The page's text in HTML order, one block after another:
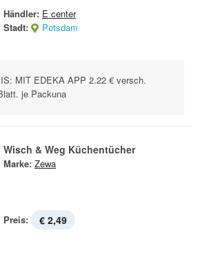
Händler: E center
Stadt:
Potsdam
MIT EDEKA APP 2.22 € versch.
je Packuna
Wisch & Weg Küchentücher
Marke: Zewa
Preis: € 2,49